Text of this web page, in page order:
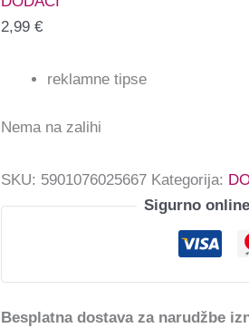
2,99 €
reklamne tipse
Nema na zalihi
SKU: 5901076025667 Kategorija:
Sigurno
Besplatna dostava za narudžbe